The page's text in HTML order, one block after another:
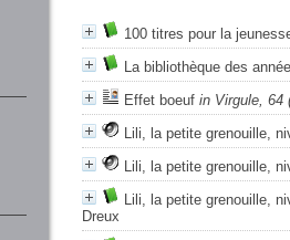
100 titres pour la
La bibliothèque des
Effet boeuf in Virgule, 64
Lili, la petite grenouille,
Lili, la petite grenouille,
Lili, la petite grenouille,
Dreux